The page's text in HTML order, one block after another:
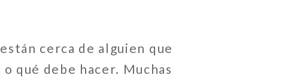
cerca de alguien que
qué debe hacer. Muchas